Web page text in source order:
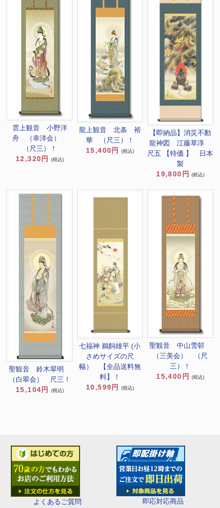
よくあるご質問 即応対応商品
雲上観音 小野洋
舟 （幸洋会）
（尺三）！
12,320円
(税込)
龍上観音 北条 裕
華 （尺三）！
15,400円
(税込)
【即納品】消災不動
龍神図 江藤草淳
尺五 【特価 】 日本
製
19,800円
(税込)
聖観音 鈴木翠明
（白翠会） 尺三！
15,104円
(税込)
七福神 鵜飼雄平 (小
さめサイズの尺
幅） 【全品送料無
料】！
10,599円
(税込)
聖観音 中山雪邨
（三美会） （尺
三）！
15,400円
(税込)